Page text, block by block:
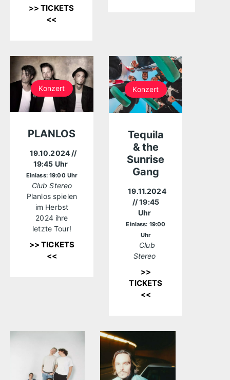
>> TICKETS
<<
Konzert
PLANLOS
19.10.2024 //
19:45 Uhr
Einlass: 19:00 Uhr
Club Stereo
Planlos spielen
im Herbst
2024 ihre
letzte Tour!
>> TICKETS
<<
Konzert
Tequila
& the
Sunrise
Gang
19.11.2024
// 19:45
Uhr
Einlass: 19:00
Uhr
Club
Stereo
>>
TICKETS
<<